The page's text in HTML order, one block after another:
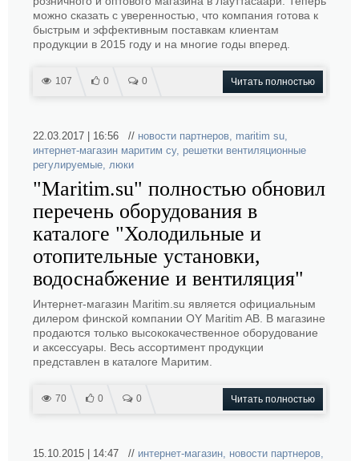
можно сказать с уверенностью, что компания готова к
быстрым и эффективным поставкам клиентам
продукции в 2015 году и на многие годы вперед.
107 0 0 Читать полностью
22.03.2017 | 16:56 // новости партнеров, maritim su,
интернет-магазин маритим су, решетки вентиляционные
регулируемые, люки
"Maritim.su" полностью обновил
перечень оборудования в
каталоге "Холодильные и
отопительные установки,
водоснабжение и вентиляция"
Интернет-магазин Maritim.su является официальным
дилером финской компании OY Maritim AB. В магазине
продаются только высококачественное оборудование
и аксессуары. Весь ассортимент продукции
представлен в каталоге Маритим.
70 0 0 Читать полностью
15.10.2015 | 14:47 // интернет-магазин, новости партнеров,